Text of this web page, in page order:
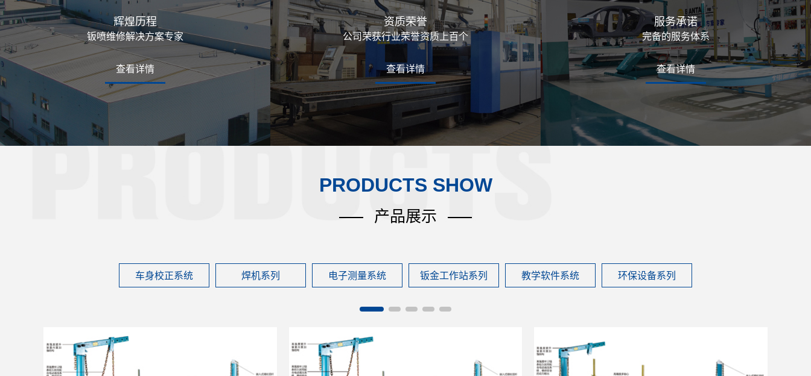
辉煌历程
钣喷维修解决方案专家
查看详情
资质荣誉
公司荣获行业荣誉资质上百个
查看详情
服务承诺
完备的服务体系
查看详情
PRODUCTS SHOW
产品展示
车身校正系统 焊机系列 电子测量系统 钣金工作站系列 教学软件系统 环保设备系列